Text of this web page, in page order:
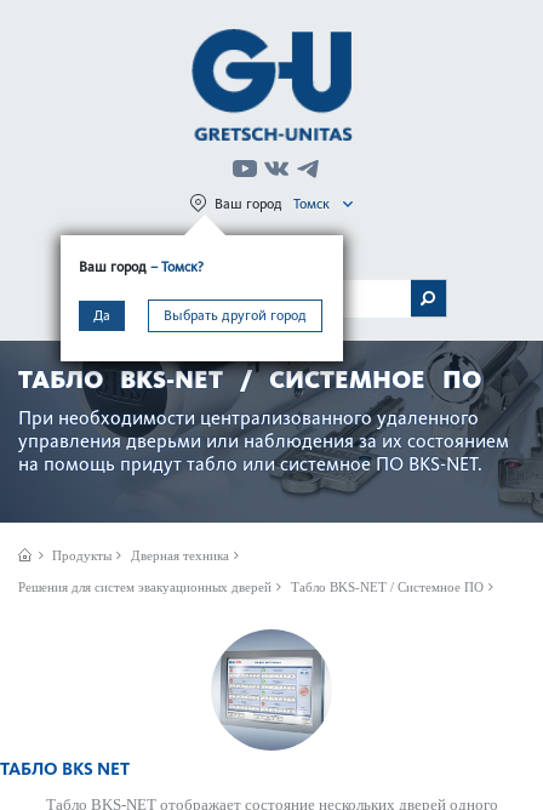
Ваш город – Томск?
Да Выбрать другой город
Ваш город Томск
МЕНЮ
ТАБЛО BKS-NET / СИСТЕМНОЕ ПО
При нео­б­ход­имости централ­и­з­ованного удаленного
управ­ления дверьми или наблюдения за их сос­тоянием
на помощь придут табло или сис­темное ПО BKS-NET.
Продукты Дверная техника
Решения для систем эвакуационных дверей Табло BKS-NET / Системное ПО
ТАБЛО BKS NET
Табло BKS-NET отображает сос­тояние нес­кольких дверей одного